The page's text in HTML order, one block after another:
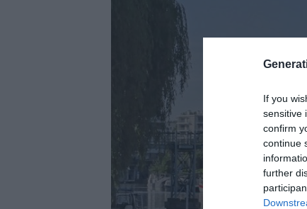
If you
sensitive
confirm
continue
further